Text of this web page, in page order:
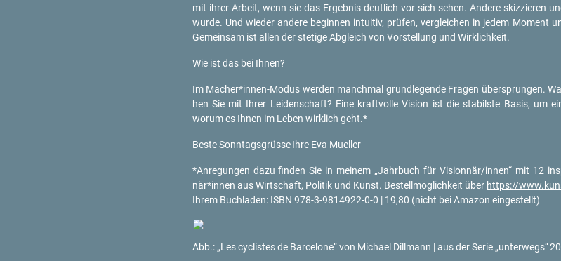
mit ihrer Ar­beit, wenn sie das Er­geb­nis deut­lich vor sich sehen. An­de­re skiz­zie­ren
wurde. Und wie­der an­de­re be­gin­nen in­tui­tiv, prü­fen, ver­glei­chen in jedem Mo­ment
Ge­mein­sam ist allen der ste­ti­ge Ab­gleich von Vor­stel­lung und Wirk­lich­keit.
Wie ist das bei Ihnen?
Im Ma­cher*in­nen-Mo­dus wer­den manch­mal grund­le­gen­de Fra­gen über­sprun­gen.
hen Sie mit Ihrer Lei­den­schaft? Eine kraft­vol­le Vi­si­on ist die sta­bils­te Basis, um
worum es Ihnen im Leben wirk­lich geht.*
Beste Sonn­tags­grüs­se Ihre Eva Mu­el­ler
*An­re­gun­gen dazu fin­den Sie in mei­nem „Jahr­buch für Vi­si­onnär/innen“ mit 12
när*innen aus Wirt­schaft, Po­li­tik und Kunst. Be­stell­mög­lich­keit über https://​
Ihrem Buch­la­den: ISBN 978-3-9814922-0-0 | 19,80 (nicht bei Ama­zon ein­ge­stellt)
Abb.: „Les cy­clis­tes de Bar­ce­lo­ne“ von Mi­cha­el Dill­mann |aus der Serie „un­ter­wegs“